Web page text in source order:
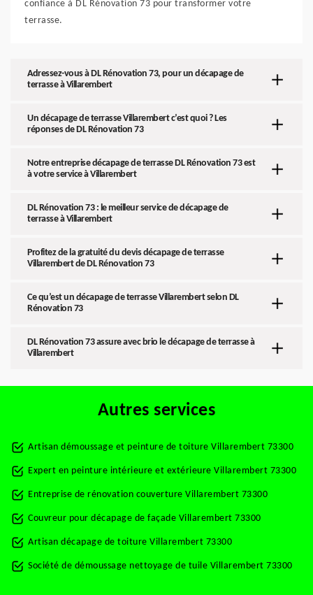
confiance à DL Rénovation 73 pour transformer votre
terrasse.
Adressez-vous à DL Rénovation 73, pour un décapage de
terrasse à Villarembert
Un décapage de terrasse Villarembert c’est quoi ? Les
réponses de DL Rénovation 73
Notre entreprise décapage de terrasse DL Rénovation 73 est
à votre service à Villarembert
DL Rénovation 73 : le meilleur service de décapage de
terrasse à Villarembert
Profitez de la gratuité du devis décapage de terrasse
Villarembert de DL Rénovation 73
Ce qu’est un décapage de terrasse Villarembert selon DL
Rénovation 73
DL Rénovation 73 assure avec brio le décapage de terrasse à
Villarembert
Autres services
Artisan démoussage et peinture de toiture Villarembert 73300
Expert en peinture intérieure et extérieure Villarembert 73300
Entreprise de rénovation couverture Villarembert 73300
Couvreur pour décapage de façade Villarembert 73300
Artisan décapage de toiture Villarembert 73300
Société de démoussage nettoyage de tuile Villarembert 73300